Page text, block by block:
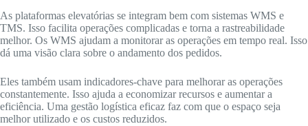
As plataformas elevatórias se integram bem com sistemas WMS e
TMS. Isso facilita operações complicadas e torna a rastreabilidade
melhor. Os WMS ajudam a monitorar as operações em tempo real. Isso
dá uma visão clara sobre o andamento dos pedidos.
Eles também usam indicadores-chave para melhorar as operações
constantemente. Isso ajuda a economizar recursos e aumentar a
eficiência. Uma gestão logística eficaz faz com que o espaço seja
melhor utilizado e os custos reduzidos.